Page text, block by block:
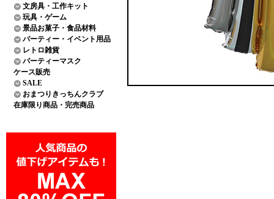
文房具・工作キット
玩具・ゲーム
景品お菓子・食品材料
パーティー・イベント用品
レトロ雑貨
パーティーマスク
ケース販売
SALE
おまつりきっちんクラブ
在庫限り商品・完売商品